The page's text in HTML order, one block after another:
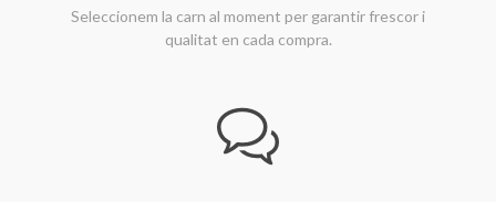
Seleccionem la carn al moment per garantir frescor i
qualitat en cada compra.